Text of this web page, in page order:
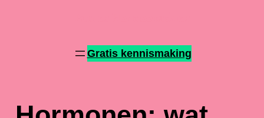
Gratis kennismaking